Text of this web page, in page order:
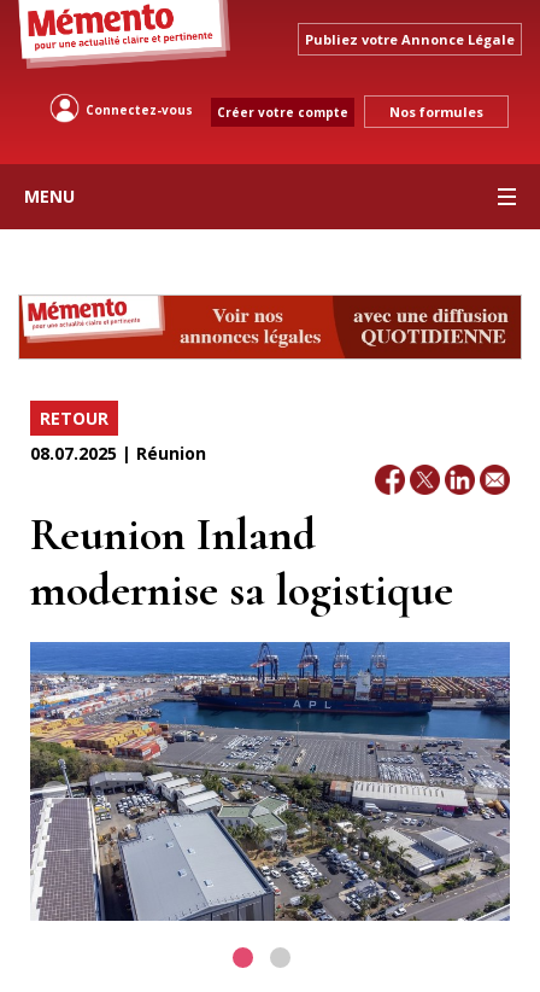
Publiez votre Annonce Légale
Connectez-vous Créer votre compte Nos formules
MENU
RETOUR
08.07.2025 | Réunion
Reunion Inland
modernise sa logistique